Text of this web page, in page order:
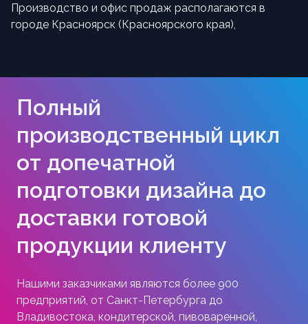
Производство и офис продаж располагаются в
городе Красноярск (Красноярского края),
Полный
производственный цикл
от допечатной
подготовки дизайна до
доставки готовой
продукции клиенту
Нашими заказчиками являются более 900
предприятий, от Санкт-Петербурга до
Владивостока, кондитерской, пивоваренной,